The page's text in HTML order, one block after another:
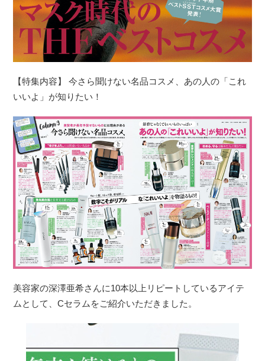
【特集内容】 今さら聞けない名品コスメ、あの人の「これ
いいよ」が知りたい！
美容家の深澤亜希さんに10本以上リピートしているアイテ
ムとして、Cセラムをご紹介いただきました。